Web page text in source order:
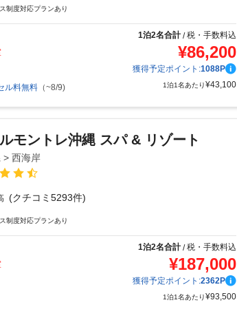
制度対応プランあり
1泊2名合計/税・手数料込
¥86,200
獲得予定ポイント:1088P
ル料無料 （~8/9) 1泊1名あたり¥43,100
モントレ沖縄 スパ & リゾート
> 西海岸
(クチコミ5293件)
制度対応プランあり
1泊2名合計/税・手数料込
¥187,000
獲得予定ポイント:2362P
1泊1名あたり¥93,500